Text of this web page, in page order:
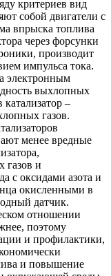
критериев вид
собой двигатели с
впрыска топлива
через форсунки
производит
импульса тока.
электронным
выхлопных
катализатор –
газов.
менее вредные
газов и
с оксидами азота и
окисленными в
датчик.
отношении
поэтому
и профилактики,
и повышение